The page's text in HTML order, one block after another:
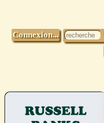
Connexion...